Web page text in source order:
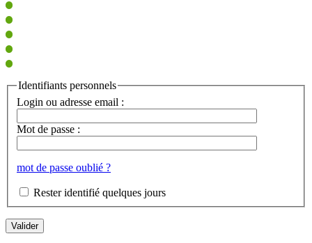
Identifiants personnels
Login ou adresse email :
Mot de passe :
mot de passe oublié ?
Rester identifié quelques jours